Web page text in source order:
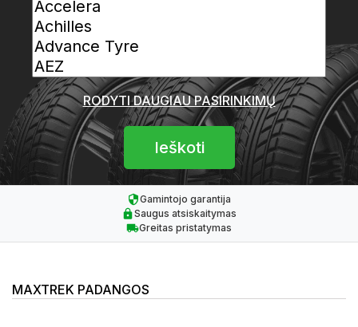
RODYTI DAUGIAU PASIRINKIMŲ
Gamintojo garantija
Saugus atsiskaitymas
Greitas pristatymas
MAXTREK PADANGOS